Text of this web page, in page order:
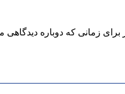
زمانی که دوباره دیدگاهی